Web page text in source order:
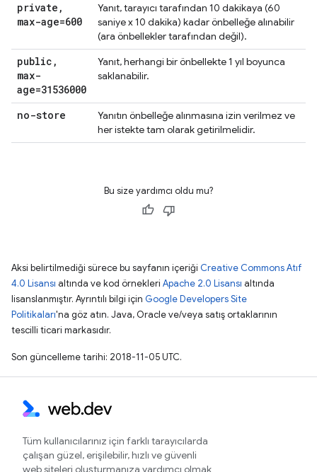
private ,
max-age=600
Yanıt, tarayıcı tarafından 10 dakikaya (60
saniye x 10 dakika) kadar önbelleğe alınabilir
(ara önbellekler tarafından değil).
public ,
max-
age=31536000
Yanıt, herhangi bir önbellekte 1 yıl boyunca
saklanabilir.
no-store
Yanıtın önbelleğe alınmasına izin verilmez ve
her istekte tam olarak getirilmelidir.
Bu size yardımcı oldu mu?
Aksi belirtilmediği sürece bu sayfanın içeriği Creative Commons Atıf
4.0 Lisansı altında ve kod örnekleri Apache 2.0 Lisansı altında
lisanslanmıştır. Ayrıntılı bilgi için Google Developers Site
Politikaları'na göz atın. Java, Oracle ve/veya satış ortaklarının
tescilli ticari markasıdır.
Son güncelleme tarihi: 2018-11-05 UTC.
Tüm kullanıcılarınız için farklı tarayıcılarda
çalışan güzel, erişilebilir, hızlı ve güvenli
web siteleri oluşturmanıza yardımcı olmak